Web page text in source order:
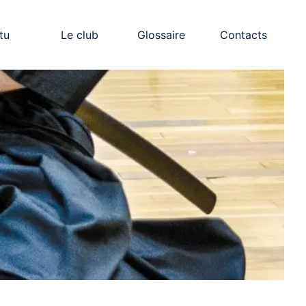
Le club Glossaire Contacts